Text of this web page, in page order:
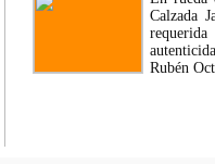
Calzada
Rubén